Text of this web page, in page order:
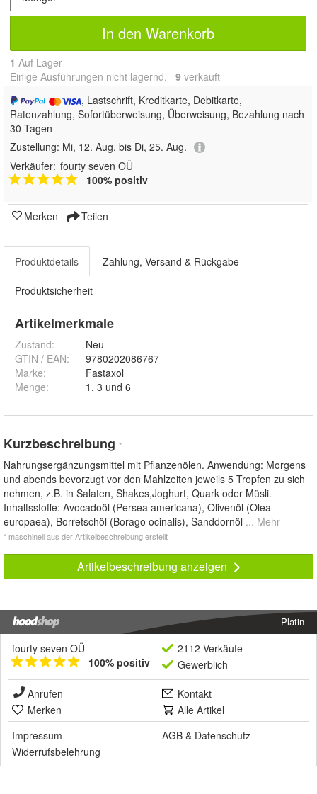
In den Warenkorb
1 Auf Lager
Einige Ausführungen nicht lagernd. 9 verkauft
, Lastschrift, Kreditkarte, Debitkarte,
Ratenzahlung, Sofortüberweisung, Überweisung, Bezahlung nach
30 Tagen
Zustellung: Mi, 12. Aug. bis Di, 25. Aug.
Verkäufer: fourty seven OÜ
100% positiv
Merken Teilen
Produktdetails Zahlung, Versand & Rückgabe
Produktsicherheit
Artikelmerkmale
Zustand:
Neu
GTIN / EAN:
9780202086767
Marke:
Fastaxol
Menge: 1, 3 und 6
Kurzbeschreibung *
Nahrungsergänzungsmittel mit Pflanzenölen. Anwendung: Morgens
und abends bevorzugt vor den Mahlzeiten jeweils 5 Tropfen zu sich
nehmen, z.B. in Salaten, Shakes,Joghurt, Quark oder Müsli.
Inhaltsstoffe: Avocadoöl (Persea americana), Olivenöl (Olea
europaea), Borretschöl (Borago ocinalis), Sanddornöl ... Mehr
* maschinell aus der Artikelbeschreibung erstellt
Artikelbeschreibung anzeigen
Platin
fourty seven OÜ
100% positiv
2112 Verkäufe
Gewerblich
Anrufen
Kontakt
Merken
Alle Artikel
Impressum
AGB & Datenschutz
Widerrufsbelehrung